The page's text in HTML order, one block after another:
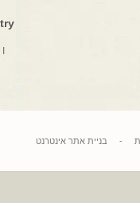
I
בניית אתר אינטרנט